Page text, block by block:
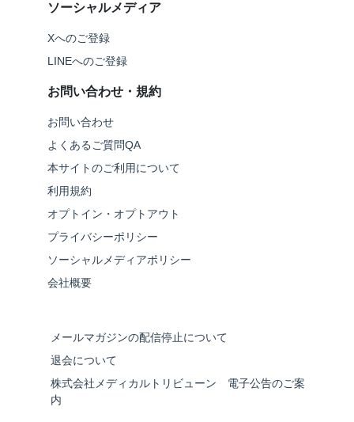
ソーシャルメディア
Xへのご登録
LINEへのご登録
お問い合わせ・規約
お問い合わせ
よくあるご質問QA
本サイトのご利用について
利用規約
オプトイン・オプトアウト
プライバシーポリシー
ソーシャルメディアポリシー
会社概要
メールマガジンの配信停止について
退会について
株式会社メディカルトリビューン 電子公告のご案
内